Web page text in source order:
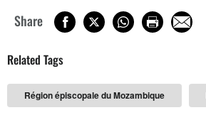
Share
Related Tags
Région épiscopale du Mozambique